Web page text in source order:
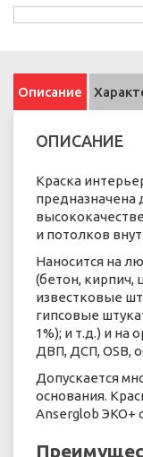
Описание
ОПИСАНИЕ
Краска
предназначена
и потолков
Наносится на
(бетон,
известковые
гипсовые
1%); и т.д.) и на
ДВП, ДСП, OSB,
Допускается
основания.
Anserglob ЭКО+